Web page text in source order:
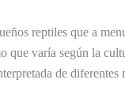
reptiles que a
que varía según la
de diferentes